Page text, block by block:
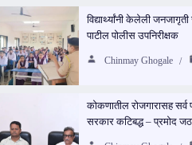
विद्यार्थ्यांनी केलेली
पाटील पोलीस उपनिरीक्षक
Chinmay Ghogale
कोकणातील रोजगारासह सर्व
सरकार कटिबद्ध – प्रमोद